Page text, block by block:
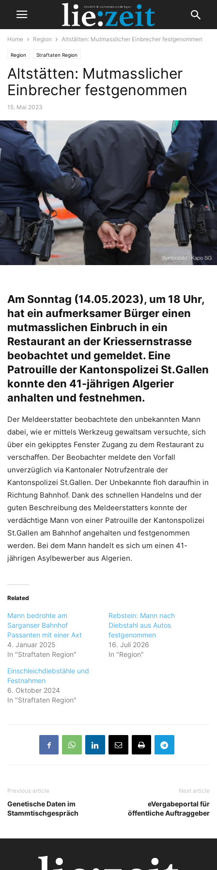
Home Region Altstätten: Mutmasslicher Einbrecher festgenommen
Region Straftaten Region
Altstätten: Mutmasslicher
Einbrecher festgenommen
15. Mai 2023
Am Sonntag (14.05.2023), um 18 Uhr,
hat ein aufmerksamer Bürger einen
mutmasslichen Einbruch in ein
Restaurant an der Kriessernstrasse
beobachtet und gemeldet. Eine
Patrouille der Kantonspolizei St.Gallen
konnte den 41-jährigen Algerier
anhalten und festnehmen.
Der Meldeerstatter beobachtete den unbekannten Mann
dabei, wie er mittels Werkzeug gewaltsam versuchte, sich
über ein gekipptes Fenster Zugang zu dem Restaurant zu
verschaffen. Der Beobachter meldete den Vorfall
unverzüglich via Kantonaler Notrufzentrale der
Kantonspolizei St.Gallen. Der Unbekannte floh daraufhin in
Richtung Bahnhof. Dank des schnellen Handelns und der
guten Beschreibung des Meldeerstatters konnte der
verdächtige Mann von einer Patrouille der Kantonspolizei
St.Gallen am Bahnhof angehalten und festgenommen
werden. Bei dem Mann handelt es sich um einen 41-
jährigen Asylbewerber aus Algerien.
Related
Mann bedrohte am
Sarganser Bahnhof
Passanten mit einer Axt
4. Januar 2025
In "Straftaten Region"
Rebstein: Mann nach
Diebstahl aus Autos
festgenommen
16. Juli 2026
In "Region"
Einschleichdiebstähle und
Festnahmen
6. Oktober 2024
In "Straftaten Region"
Previous article
Genetische Daten im
Stammtischgespräch
Next article
eVergabeportal für
öffentliche Auftraggeber